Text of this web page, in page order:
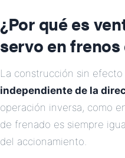
¿Por qué es
servo en
La construcción sin
independiente de la
operación inversa, como
de frenado es siempre
del accionamiento.